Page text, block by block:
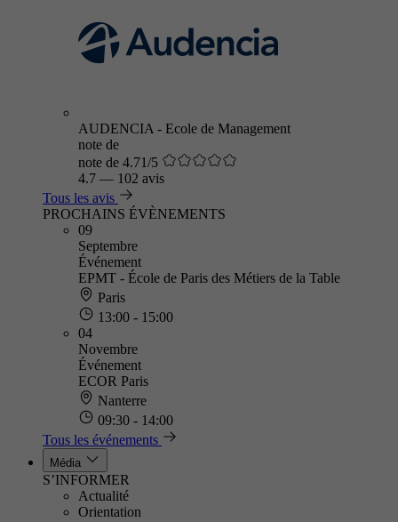
AUDENCIA - Ecole de Management
note de
note de 4.71/5
4.7 — 102 avis
Tous les avis
PROCHAINS ÉVÈNEMENTS
09
Septembre
Événement
EPMT - École de Paris des Métiers de la Table
Paris
13:00 - 15:00
04
Novembre
Événement
ECOR Paris
Nanterre
09:30 - 14:00
Tous les événements
Média
S’INFORMER
Actualité
Orientation